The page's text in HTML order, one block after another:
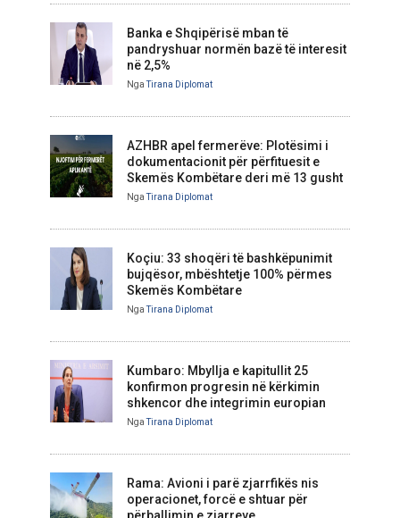
Banka e Shqipërisë mban të
pandryshuar normën bazë të interesit
në 2,5%
NgaTirana Diplomat
AZHBR apel fermerëve: Plotësimi i
dokumentacionit për përfituesit e
Skemës Kombëtare deri më 13 gusht
NgaTirana Diplomat
Koçiu: 33 shoqëri të bashkëpunimit
bujqësor, mbështetje 100% përmes
Skemës Kombëtare
NgaTirana Diplomat
Kumbaro: Mbyllja e kapitullit 25
konfirmon progresin në kërkimin
shkencor dhe integrimin europian
NgaTirana Diplomat
Rama: Avioni i parë zjarrfikës nis
operacionet, forcë e shtuar për